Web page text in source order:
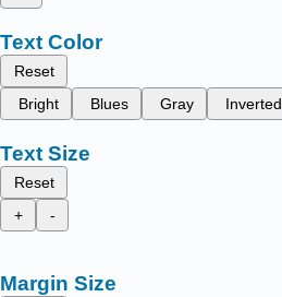
Text Color
Reset
Bright
Blues Gray Inverted
Text Size
Reset
+
-
Margin Size